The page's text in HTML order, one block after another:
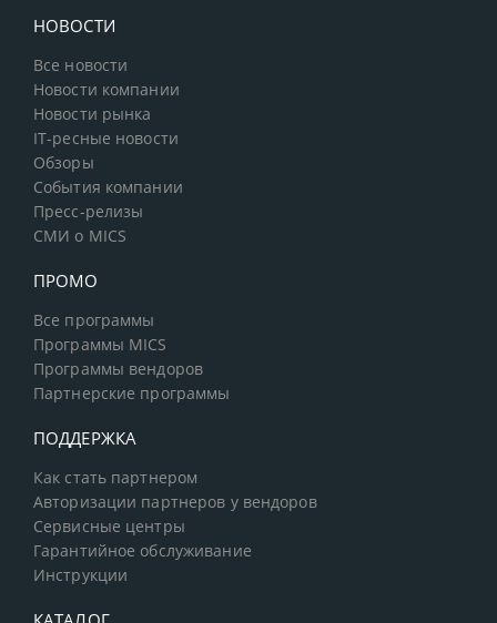
НОВОСТИ
Все новости
Новости компании
Новости рынка
IT-ресные новости
Обзоры
События компании
Пресс-релизы
СМИ о MICS
ПРОМО
Все программы
Программы MICS
Программы вендоров
Партнерские программы
ПОДДЕРЖКА
Как стать партнером
Авторизации партнеров у вендоров
Сервисные центры
Гарантийное обслуживание
Инструкции